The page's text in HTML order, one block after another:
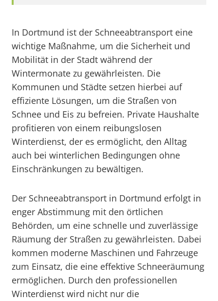
In Dortmund ist der Schneeabtransport eine
wichtige Maßnahme, um die Sicherheit und
Mobilität in der Stadt während der
Wintermonate zu gewährleisten. Die
Kommunen und Städte setzen hierbei auf
effiziente Lösungen, um die Straßen von
Schnee und Eis zu befreien. Private Haushalte
profitieren von einem reibungslosen
Winterdienst, der es ermöglicht, den Alltag
auch bei winterlichen Bedingungen ohne
Einschränkungen zu bewältigen.
Der Schneeabtransport in Dortmund erfolgt in
enger Abstimmung mit den örtlichen
Behörden, um eine schnelle und zuverlässige
Räumung der Straßen zu gewährleisten. Dabei
kommen moderne Maschinen und Fahrzeuge
zum Einsatz, die eine effektive Schneeräumung
ermöglichen. Durch den professionellen
Winterdienst wird nicht nur die